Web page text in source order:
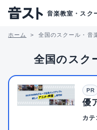
音楽教室・スク
ホーム 全国のスクール・音
全国のスク
PR
優
カテ